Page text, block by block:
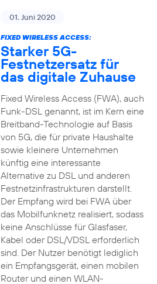
01. Juni 2020
FIXED WIRELESS ACCESS:
Starker 5G-
Festnetzersatz für
das digitale Zuhause
Fixed Wireless Access (FWA), auch
Funk-DSL genannt, ist im Kern eine
Breitband-Technologie auf Basis
von 5G, die für private Haushalte
sowie kleinere Unternehmen
künftig eine interessante
Alternative zu DSL und anderen
Festnetzinfrastrukturen darstellt.
Der Empfang wird bei FWA über
das Mobilfunknetz realisiert, sodass
keine Anschlüsse für Glasfaser,
Kabel oder DSL/VDSL erforderlich
sind. Der Nutzer benötigt lediglich
ein Empfangsgerät, einen mobilen
Router und einen WLAN-